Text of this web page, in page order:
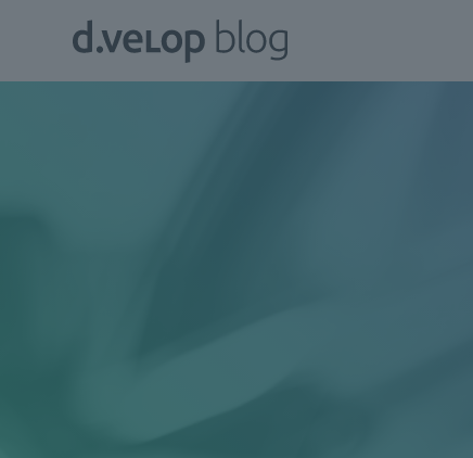
d.velop
Blog